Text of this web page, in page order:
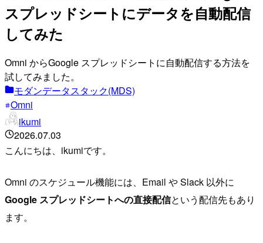
スプレッドシートにデータを自動配信
してみた
Omni からGoogle スプレッドシートに自動配信する方法を
試してみました。
モダンデータスタック(MDS)
Omni
ikumi
2026.07.03
こんにちは、ikumiです。
Omni のスケジュール機能には、Email や Slack 以外に
Google スプレッドシートへの直接配信という配信先もあり
ます。